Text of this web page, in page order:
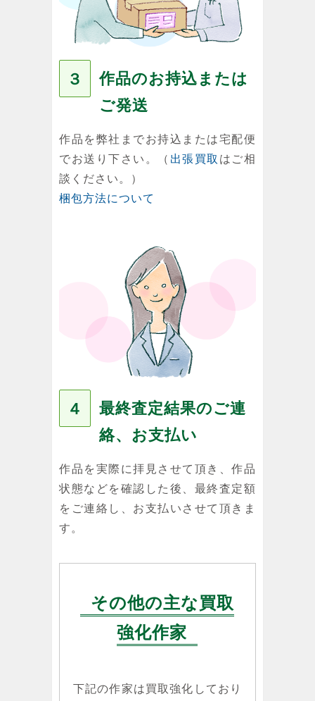
３
作品のお持込または
ご発送
作品を弊社までお持込または宅配便
でお送り下さい。（ 出張買取 はご相
談ください。）
梱包方法について
４
最終査定結果のご連
絡、お支払い
作品を実際に拝見させて頂き、作品
状態などを確認した後、最終査定額
をご連絡し、お支払いさせて頂きま
す。
その他の主な買取
強化作家
下記の作家は買取強化しており